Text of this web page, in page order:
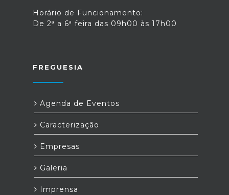
Horário de Funcionamento:
De 2ª a 6ª feira das 09h00 às 17h00
FREGUESIA
Agenda de Eventos
Caracterização
Empresas
Galeria
Imprensa